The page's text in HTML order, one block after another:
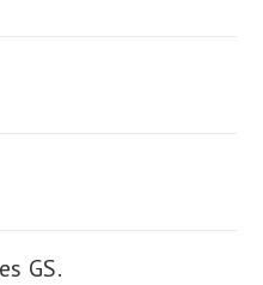
GS.